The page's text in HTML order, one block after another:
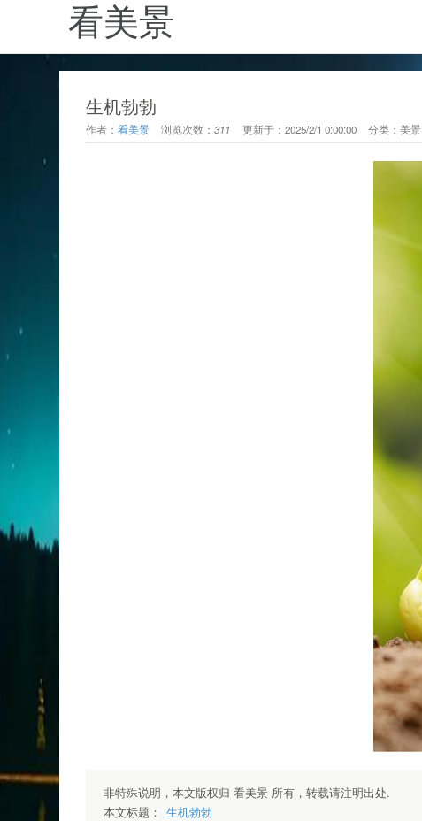
看美景
生机勃勃
作者：看美景 浏览次数：311 更新于：2025/2/1 0:00:00 分类：美景
非特殊说明，本文版权归 看美景 所有，转载请注明出处.
本文标题： 生机勃勃